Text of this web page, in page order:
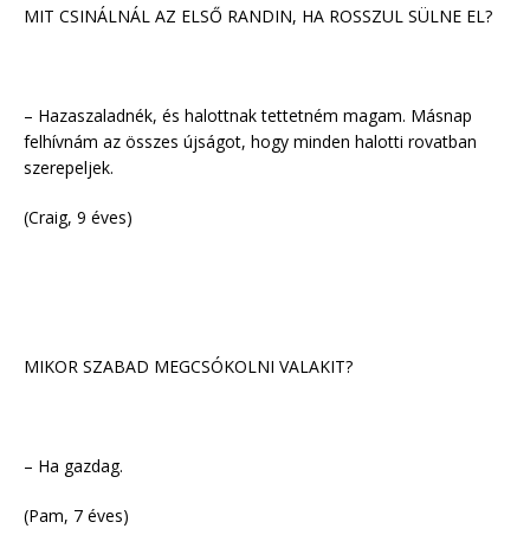
MIT CSINÁLNÁL AZ ELSŐ RANDIN, HA ROSSZUL SÜLNE EL?
– Hazaszaladnék, és halottnak tettetném magam. Másnap
felhívnám az összes újságot, hogy minden halotti rovatban
szerepeljek.
(Craig, 9 éves)
MIKOR SZABAD MEGCSÓKOLNI VALAKIT?
– Ha gazdag.
(Pam, 7 éves)